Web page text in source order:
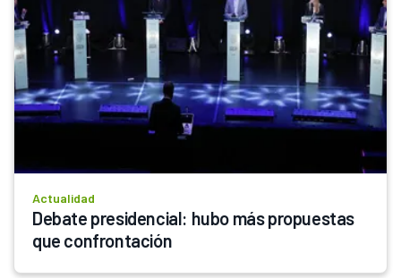
Actualidad
Debate presidencial: hubo más propuestas
que confrontación